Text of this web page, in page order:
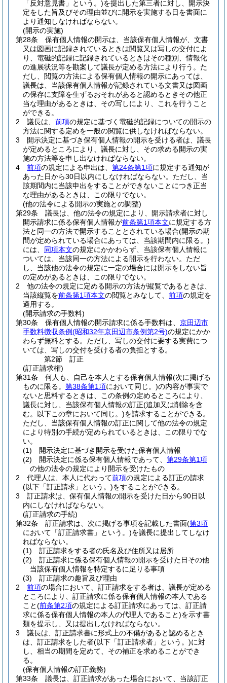
「反対意見書」という。)を提出した第三者に対し、開示決
定をした旨及びその理由並びに開示を実施する日を書面に
より通知しなければならない。
(開示の実施)
第28条
保有個人情報の開示は、当該保有個人情報が、文書
又は図画に記録されているときは閲覧又は写しの交付によ
り、電磁的記録に記録されているときはその種別、情報化
の進展状況等を勘案して議長が定める方法により行う。 た
だし、閲覧の方法による保有個人情報の開示にあっては、
議長は、当該保有個人情報が記録されている文書又は図画
の保存に支障を生ずるおそれがあると認めるときその他正
当な理由があるときは、その写しにより、これを行うこと
ができる。
2
議長は、 前項の規定に基づく電磁的記録についての開示の
方法に関する定めを一般の閲覧に供しなければならない。
3
開示決定に基づき保有個人情報の開示を受ける者は、議長
が定めるところにより、議長に対し、その求める開示の実
施の方法等を申し出なければならない。
4
前項の規定による申出は、 第24条第1項に規定する通知が
あった日から30日以内にしなければならない。 ただし、当
該期間内に当該申出をすることができないことにつき正当
な理由があるときは、この限りでない。
(他の法令による開示の実施との調整)
第29条
議長は、他の法令の規定により、開示請求者に対し
開示請求に係る保有個人情報が前条第1項本文に規定する方
法と同一の方法で開示することとされている場合(開示の期
間が定められている場合にあっては、当該期間内に限る。)
には、 同項本文の規定にかかわらず、当該保有個人情報に
ついては、当該同一の方法による開示を行わない。 ただ
し、当該他の法令の規定に一定の場合には開示をしない旨
の定めがあるときは、この限りでない。
2
他の法令の規定に定める開示の方法が縦覧であるときは、
当該縦覧を前条第1項本文の閲覧とみなして、 前項の規定を
適用する。
(開示請求の手数料)
第30条
保有個人情報の開示請求に係る手数料は、 京田辺市
手数料徴収条例(昭和32年京田辺市条例第2号)の規定にかか
わらず無料とする。 ただし、写しの交付に要する実費につ
いては、写しの交付を受ける者の負担とする。
第2節
訂正
(訂正請求権)
第31条
何人も、自己を本人とする保有個人情報(次に掲げる
ものに限る。 第38条第1項において同じ。)の内容が事実で
ないと思料するときは、この条例の定めるところにより、
議長に対し、当該保有個人情報の訂正(追加又は削除を含
む。以下この章において同じ。)を請求することができる。
ただし、当該保有個人情報の訂正に関して他の法令の規定
により特別の手続が定められているときは、この限りでな
い。
(1)
開示決定に基づき開示を受けた保有個人情報
(2)
開示決定に係る保有個人情報であって、 第29条第1項
の他の法令の規定により開示を受けたもの
2
代理人は、本人に代わって前項の規定による訂正の請求
(以下「訂正請求」という。)をすることができる。
3
訂正請求は、保有個人情報の開示を受けた日から90日以
内にしなければならない。
(訂正請求の手続)
第32条
訂正請求は、次に掲げる事項を記載した書面(第3項
において「訂正請求書」という。)を議長に提出してしなけ
ればならない。
(1)
訂正請求をする者の氏名及び住所又は居所
(2)
訂正請求に係る保有個人情報の開示を受けた日その他
当該保有個人情報を特定するに足りる事項
(3)
訂正請求の趣旨及び理由
2
前項の場合において、訂正請求をする者は、議長が定める
ところにより、訂正請求に係る保有個人情報の本人である
こと(前条第2項の規定による訂正請求にあっては、訂正請
求に係る保有個人情報の本人の代理人であること)を示す書
類を提示し、又は提出しなければならない。
3
議長は、訂正請求書に形式上の不備があると認めるとき
は、訂正請求をした者(以下「訂正請求者」という。)に対
し、相当の期間を定めて、その補正を求めることができ
る。
(保有個人情報の訂正義務)
第33条
議長は、訂正請求があった場合において、当該訂正